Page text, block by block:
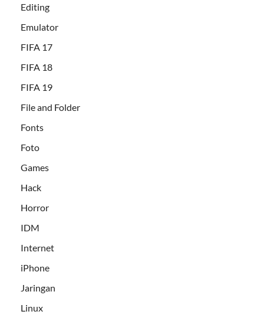
Editing
Emulator
FIFA 17
FIFA 18
FIFA 19
File and Folder
Fonts
Foto
Games
Hack
Horror
IDM
Internet
iPhone
Jaringan
Linux